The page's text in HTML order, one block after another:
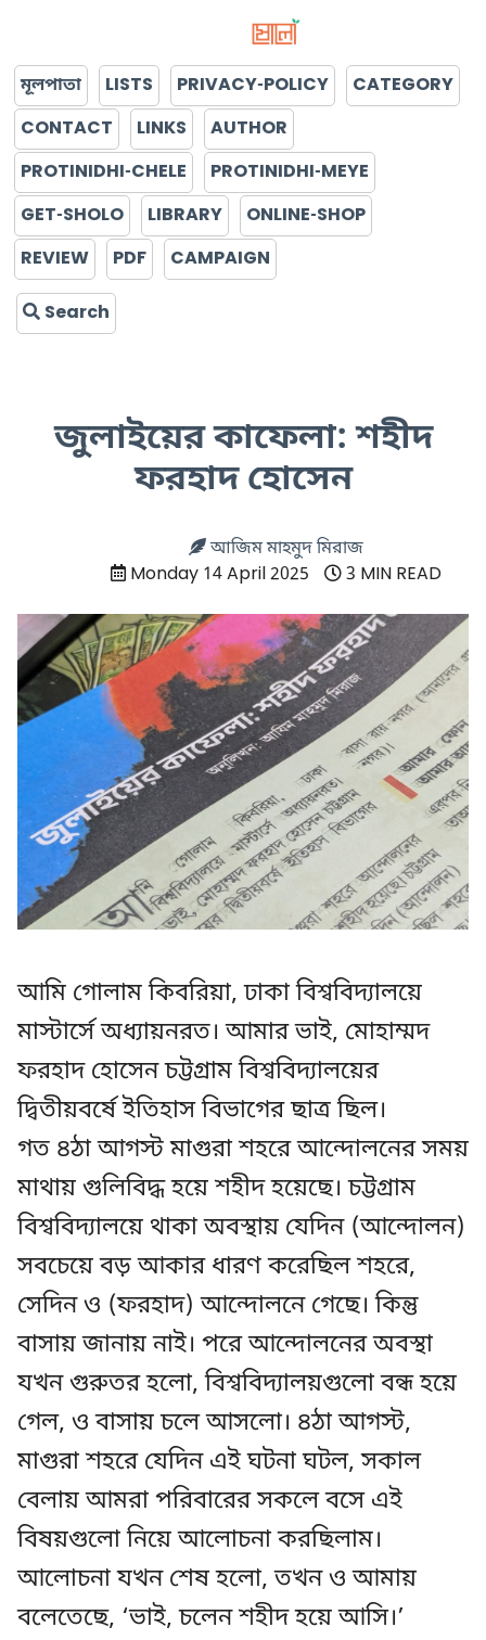
মূলপাতা LISTS PRIVACY-POLICY
CATEGORY
CONTACT
LINKS
AUTHOR
PROTINIDHI-CHELE
PROTINIDHI-MEYE
GET-SHOLO
LIBRARY
ONLINE-SHOP
REVIEW
PDF CAMPAIGN
Search
জুলাইয়ের কাফেলা: শহীদ
ফরহাদ হোসেন
আজিম মাহমুদ মিরাজ
Monday 14 April 2025
3 MIN READ
আমি গোলাম কিবরিয়া, ঢাকা বিশ্ববিদ্যালয়ে
মাস্টার্সে অধ্যায়নরত। আমার ভাই, মোহাম্মদ
ফরহাদ হোসেন চট্টগ্রাম বিশ্ববিদ্যালয়ের
দ্বিতীয়বর্ষে ইতিহাস বিভাগের ছাত্র ছিল।
গত ৪ঠা আগস্ট মাগুরা শহরে আন্দোলনের সময়
মাথায় গুলিবিদ্ধ হয়ে শহীদ হয়েছে। চট্টগ্রাম
বিশ্ববিদ্যালয়ে থাকা অবস্থায় যেদিন (আন্দোলন)
সবচেয়ে বড় আকার ধারণ করেছিল শহরে,
সেদিন ও (ফরহাদ) আন্দোলনে গেছে। কিন্তু
বাসায় জানায় নাই। পরে আন্দোলনের অবস্থা
যখন গুরুতর হলো, বিশ্ববিদ্যালয়গুলো বন্ধ হয়ে
গেল, ও বাসায় চলে আসলো। ৪ঠা আগস্ট,
মাগুরা শহরে যেদিন এই ঘটনা ঘটল, সকাল
বেলায় আমরা পরিবারের সকলে বসে এই
বিষয়গুলো নিয়ে আলোচনা করছিলাম।
আলোচনা যখন শেষ হলো, তখন ও আমায়
বলেতেছে, ‘ভাই, চলেন শহীদ হয়ে আসি।’